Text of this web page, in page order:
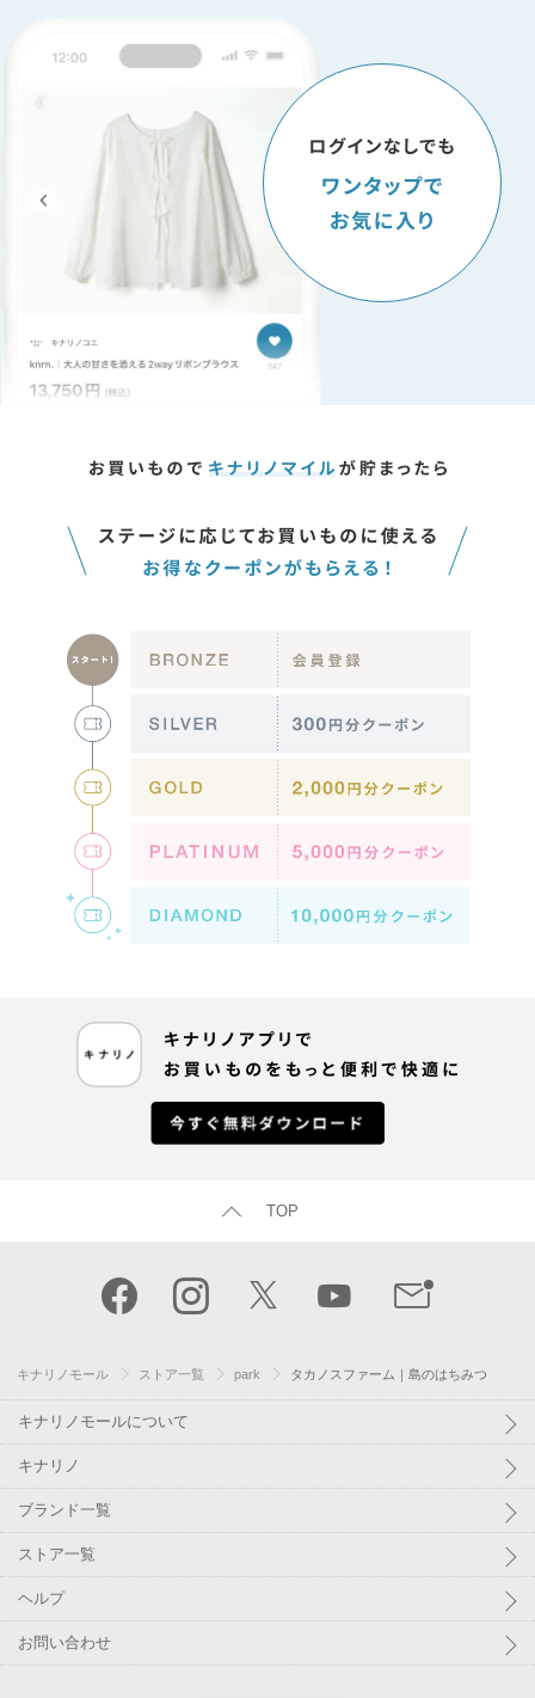
TOP
キナリノモール ストア一覧 park タカノスファーム｜島のはちみつ
キナリノモールについて
キナリノ
ブランド一覧
ストア一覧
ヘルプ
お問い合わせ